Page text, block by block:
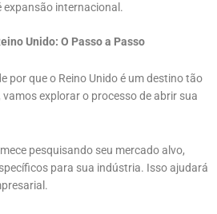
expansão internacional.
Unido: O Passo a Passo
por que o Reino Unido é um destino tão
explorar o processo de abrir sua
pesquisando seu mercado alvo,
para sua indústria. Isso ajudará